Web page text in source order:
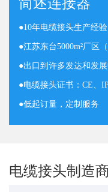
●10年电缆接头生产经验
●江苏东台5000m²厂区
●出口到许多发达和发
●电缆接头证书：CE、
●低起订量，定制服务
电缆接头制造